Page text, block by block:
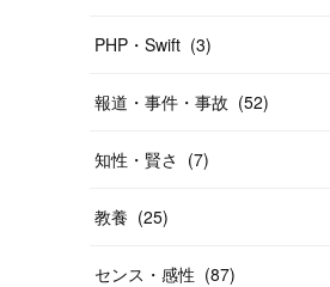
PHP・Swift (3)
報道・事件・事故 (52)
知性・賢さ (7)
教養 (25)
センス・感性 (87)